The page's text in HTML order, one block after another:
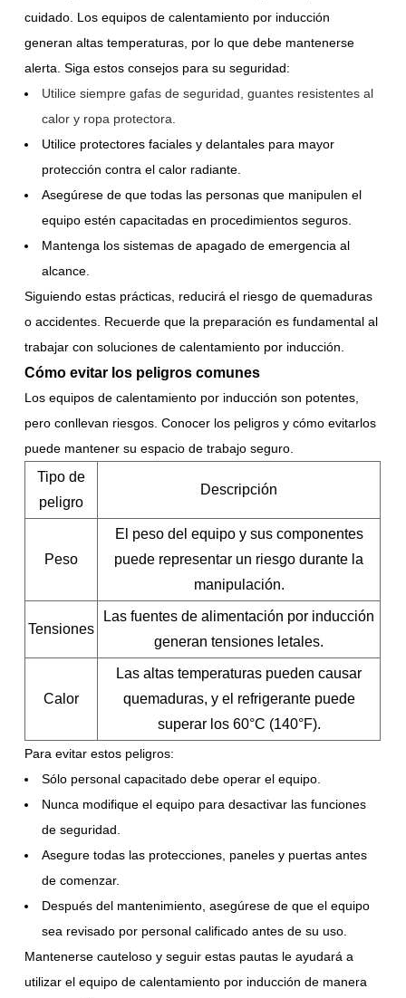
cuidado. Los equipos de calentamiento por inducción
generan altas temperaturas, por lo que debe mantenerse
alerta. Siga estos consejos para su seguridad:
Utilice siempre gafas de seguridad, guantes resistentes al
calor y ropa protectora.
Utilice protectores faciales y delantales para mayor
protección contra el calor radiante.
Asegúrese de que todas las personas que manipulen el
equipo estén capacitadas en procedimientos seguros.
Mantenga los sistemas de apagado de emergencia al
alcance.
Siguiendo estas prácticas, reducirá el riesgo de quemaduras
o accidentes. Recuerde que la preparación es fundamental al
trabajar con soluciones de calentamiento por inducción.
Cómo evitar los peligros comunes
Los equipos de calentamiento por inducción son potentes,
pero conllevan riesgos. Conocer los peligros y cómo evitarlos
puede mantener su espacio de trabajo seguro.
Tipo de
peligro
Descripción
Peso
El peso del equipo y sus componentes
puede representar un riesgo durante la
manipulación.
Tensiones
Las fuentes de alimentación por inducción
generan tensiones letales.
Calor
Las altas temperaturas pueden causar
quemaduras, y el refrigerante puede
superar los 60°C (140°F).
Para evitar estos peligros:
Sólo personal capacitado debe operar el equipo.
Nunca modifique el equipo para desactivar las funciones
de seguridad.
Asegure todas las protecciones, paneles y puertas antes
de comenzar.
Después del mantenimiento, asegúrese de que el equipo
sea revisado por personal calificado antes de su uso.
Mantenerse cauteloso y seguir estas pautas le ayudará a
utilizar el equipo de calentamiento por inducción de manera